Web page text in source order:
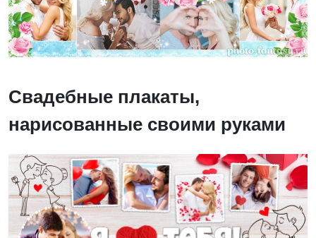
Свадебные плакаты,
нарисованные своими руками